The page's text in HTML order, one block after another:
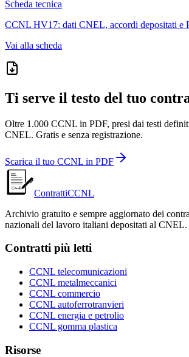
Scheda tecnica
CCNL HV17: dati CNEL, accordi depositati e
Vai alla scheda
Ti serve il testo del tuo
Oltre 1.000 CCNL in PDF, presi dai testi
CNEL. Gratis e senza registrazione.
Scarica il tuo CCNL in PDF
ContrattiCCNL
Archivio gratuito e sempre aggiornato dei
nazionali del lavoro italiani depositati al CNEL.
Contratti più letti
CCNL telecomunicazioni
CCNL metalmeccanici
CCNL commercio
CCNL autoferrotranvieri
CCNL energia e petrolio
CCNL gomma plastica
Risorse